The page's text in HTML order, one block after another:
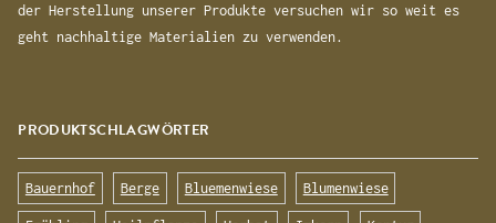
der Herstellung unserer Produkte versuchen wir so weit es
geht nachhaltige Materialien zu verwenden.
PRODUKTSCHLAGWÖRTER
Bauernhof Berge Bluemenwiese Blumenwiese